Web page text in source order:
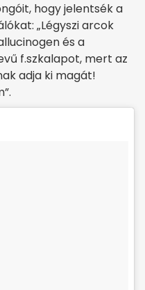
hogy jelentsék a
„Légyszi arcok
és a
f.szkalapot, mert az
adja ki magát!